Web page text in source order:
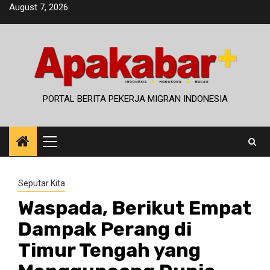
SkipAugust 7, 2026
PORTAL BERITA PEKERJA MIGRAN INDONESIA
Primary
Menu
Seputar Kita
Waspada, Berikut Empat
Dampak Perang di
Timur Tengah yang